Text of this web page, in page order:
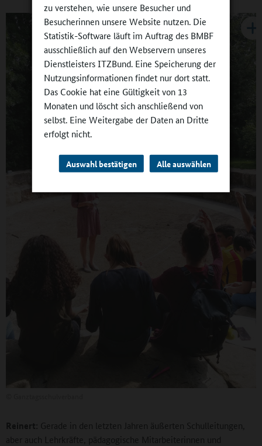
zu verstehen, wie unsere Besucher und
Besucherinnen unsere Website nutzen. Die
Statistik-Software läuft im Auftrag des BMBF
ausschließlich auf den Webservern unseres
Dienstleisters ITZBund. Eine Speicherung der
Nutzungsinformationen findet nur dort statt.
Das Cookie hat eine Gültigkeit von 13
Monaten und löscht sich anschließend von
selbst. Eine Weitergabe der Daten an Dritte
erfolgt nicht.
Auswahl bestätigen Alle auswählen
Reinert: Gerade in den letzten Jahren äußerten Schulleitungen,
aber auch Lehrkräfte, pädagogische Mitarbeiterinnen und